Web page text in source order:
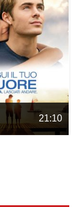
21:10